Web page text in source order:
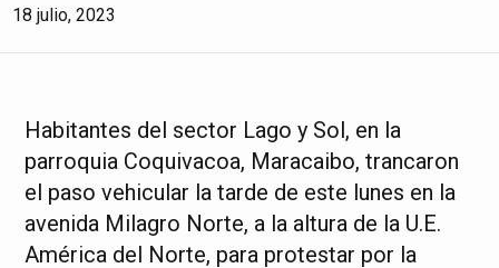
18 julio, 2023
Habitantes del sector Lago y Sol, en la
parroquia Coquivacoa, Maracaibo, trancaron
el paso vehicular la tarde de este lunes en la
avenida Milagro Norte, a la altura de la U.E.
América del Norte, para protestar por la